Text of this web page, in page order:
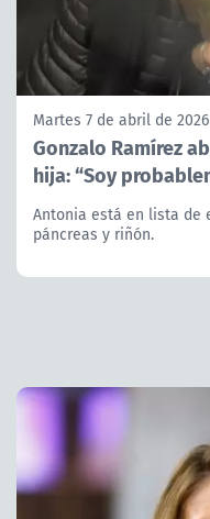
Martes 7 de abril de 2026
Gonzalo Ramírez
hija: “Soy
Antonia está en lista de
páncreas y riñón.